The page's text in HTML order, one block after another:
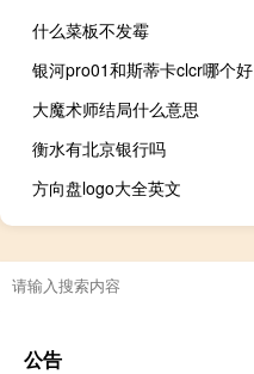
什么菜板不发霉
银河pro01和斯蒂卡clcr哪个好
大魔术师结局什么意思
衡水有北京银行吗
方向盘logo大全英文
公告